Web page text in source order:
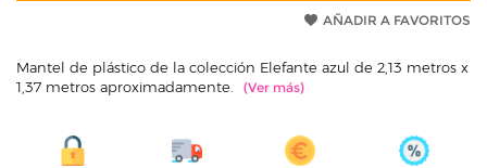
AÑADIR A FAVORITOS
Mantel de plástico de la colección Elefante azul de 2,13 metros x
1,37 metros aproximadamente.